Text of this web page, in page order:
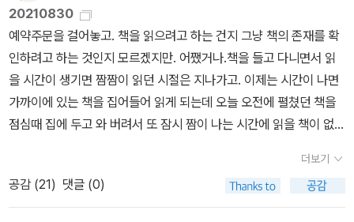
No. 3621★[팬카페][트위터][페이스북]
는 없다고 했다. 하는수없이 우리는 다이소에 가기로 했다. 어차피 우
리 공원 걷기로 했던 거니까 대신 다이소를 갔다오자, 엄마랑 나는 그
렇게 쇼부를 쳤다.나는 다이소를 싫어한다. 다이소의 그 너무나 환한
분위기도 싫고 그 저렴한 물건들이 싫다. 나는 가급적 다이소 물건을
사고 싶지 않다. 그게 뭐가 됐든 가급적 다이소가 아닌 곳에서 사고 싶
다. 멀티탭도, 마스크도, 포스트잇도, 과자도. 나는 다이소의 물건들을
이소에 숫자초를 파는지 검색 먼저 해보자 싶어 했더니 팔더라. 모든
숫자가 한 개씩 들어간 초셋트가 1,000원이었다. 3,200원에 살 수
있는 걸 1,000원에 사면서 게다가 우리가 걷고자 하는 목표까지 해낼
20210830
예약주문을 걸어놓고. 책을 읽으려고 하는 건지 그냥 책의 존재를 확
인하려고 하는 것인지 모르겠지만. 어쨌거나.책을 들고 다니면서 읽
을 시간이 생기면 짬짬이 읽던 시절은 지나가고. 이제는 시간이 나면
가까이에 있는 책을 집어들어 읽게 되는데 오늘 오전에 펼쳤던 책을
점심때 집에 두고 와 버려서 또 잠시 짬이 나는 시간에 읽을 책이 없
각만큼 책을 펼치게 되지는 않더라. 책 읽을 시간적 여유가 없다고 생
각하니 가까이 있는 책을 마구 펼쳐들었지만 사실 언젠가부터 왠만하
면 책 한 권을 읽는 중간에 다른 책을 펼쳐들지 않게 되었다. 내용이
더보기
공감 (21) 댓글 (0)